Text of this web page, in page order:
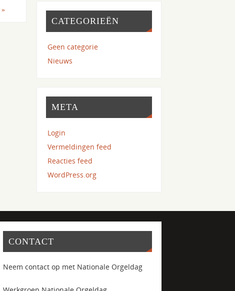
»
CATEGORIEËN
Geen categorie
Nieuws
META
Login
Vermeldingen feed
Reacties feed
WordPress.org
CONTACT
Neem contact op met Nationale Orgeldag